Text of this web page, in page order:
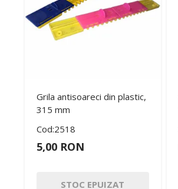
Grila antisoareci din plastic,
315 mm
Cod:2518
5,00 RON
STOC EPUIZAT